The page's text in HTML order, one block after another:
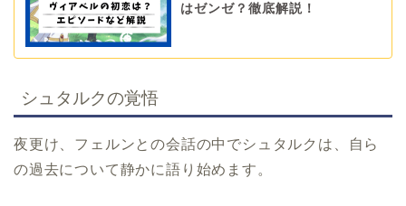
はゼンゼ？徹底解説！
シュタルクの覚悟
夜更け、フェルンとの会話の中でシュタルクは、自ら
の過去について静かに語り始めます。